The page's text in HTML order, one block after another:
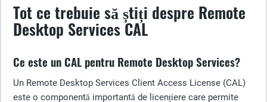
Tot ce trebuie să știți despre Remote
Desktop Services CAL
Ce este un CAL pentru Remote Desktop Services?
Un Remote Desktop Services Client Access License (CAL)
este o componentă importantă de licențiere care permite